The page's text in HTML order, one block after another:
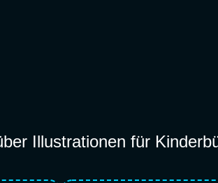
Illustrationen für